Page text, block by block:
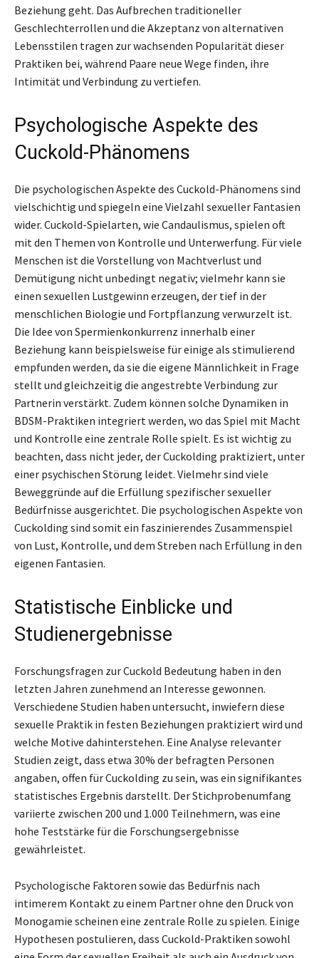
Beziehung geht. Das Aufbrechen traditioneller
Geschlechterrollen und die Akzeptanz von alternativen
Lebensstilen tragen zur wachsenden Popularität dieser
Praktiken bei, während Paare neue Wege finden, ihre
Intimität und Verbindung zu vertiefen.
Psychologische Aspekte des
Cuckold-Phänomens
Die psychologischen Aspekte des Cuckold-Phänomens sind
vielschichtig und spiegeln eine Vielzahl sexueller Fantasien
wider. Cuckold-Spielarten, wie Candaulismus, spielen oft
mit den Themen von Kontrolle und Unterwerfung. Für viele
Menschen ist die Vorstellung von Machtverlust und
Demütigung nicht unbedingt negativ; vielmehr kann sie
einen sexuellen Lustgewinn erzeugen, der tief in der
menschlichen Biologie und Fortpflanzung verwurzelt ist.
Die Idee von Spermienkonkurrenz innerhalb einer
Beziehung kann beispielsweise für einige als stimulierend
empfunden werden, da sie die eigene Männlichkeit in Frage
stellt und gleichzeitig die angestrebte Verbindung zur
Partnerin verstärkt. Zudem können solche Dynamiken in
BDSM-Praktiken integriert werden, wo das Spiel mit Macht
und Kontrolle eine zentrale Rolle spielt. Es ist wichtig zu
beachten, dass nicht jeder, der Cuckolding praktiziert, unter
einer psychischen Störung leidet. Vielmehr sind viele
Beweggründe auf die Erfüllung spezifischer sexueller
Bedürfnisse ausgerichtet. Die psychologischen Aspekte von
Cuckolding sind somit ein faszinierendes Zusammenspiel
von Lust, Kontrolle, und dem Streben nach Erfüllung in den
eigenen Fantasien.
Statistische Einblicke und
Studienergebnisse
Forschungsfragen zur Cuckold Bedeutung haben in den
letzten Jahren zunehmend an Interesse gewonnen.
Verschiedene Studien haben untersucht, inwiefern diese
sexuelle Praktik in festen Beziehungen praktiziert wird und
welche Motive dahinterstehen. Eine Analyse relevanter
Studien zeigt, dass etwa 30% der befragten Personen
angaben, offen für Cuckolding zu sein, was ein signifikantes
statistisches Ergebnis darstellt. Der Stichprobenumfang
variierte zwischen 200 und 1.000 Teilnehmern, was eine
hohe Teststärke für die Forschungsergebnisse
gewährleistet.
Psychologische Faktoren sowie das Bedürfnis nach
intimerem Kontakt zu einem Partner ohne den Druck von
Monogamie scheinen eine zentrale Rolle zu spielen. Einige
Hypothesen postulieren, dass Cuckold-Praktiken sowohl